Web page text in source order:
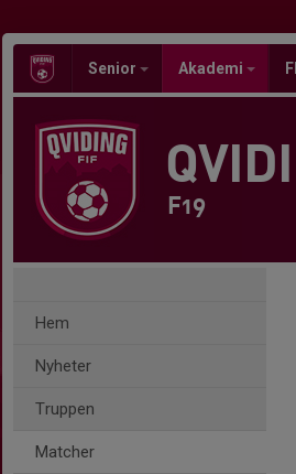
Senior Akademi
F19
Hem
Nyheter
Truppen
Matcher